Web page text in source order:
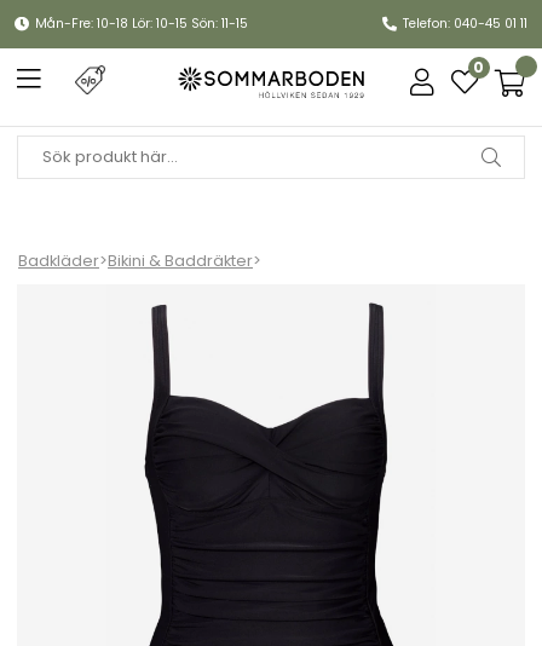
Mån-Fre: 10-18 Lör: 10-15 Sön: 11-15 Telefon: 040-45 01 11
0
Badkläder>Bikini & Baddräkter>